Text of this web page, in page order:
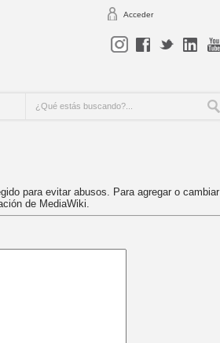
Acceder
para evitar abusos. Para agregar o cambiar
de MediaWiki.